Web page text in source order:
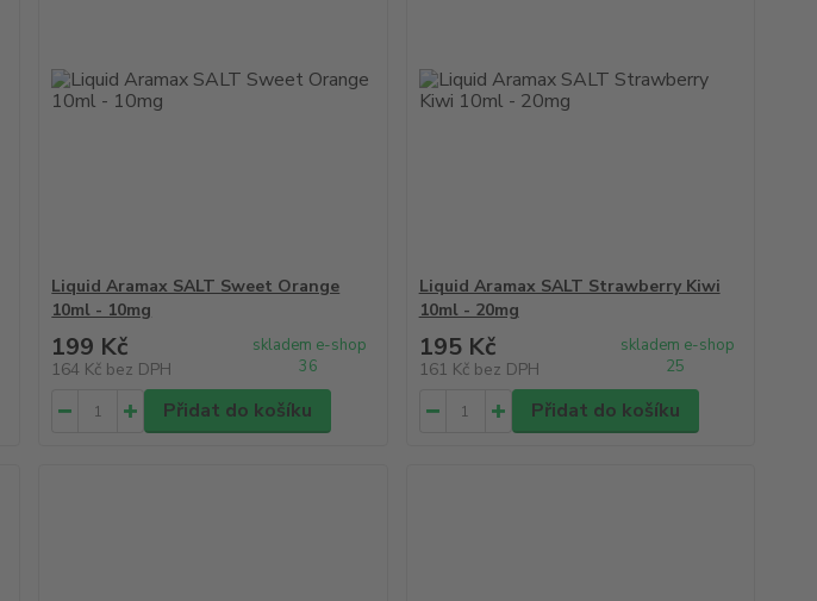
Liquid Aramax SALT Sweet Orange
10ml - 10mg
199 Kč
164 Kč bez DPH
skladem e-shop
36
Přidat do košíku
Liquid Aramax SALT Strawberry Kiwi
10ml - 20mg
195 Kč
161 Kč bez DPH
skladem e-shop
25
Přidat do košíku